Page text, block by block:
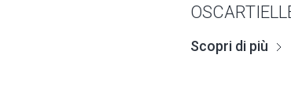
Scopri di più